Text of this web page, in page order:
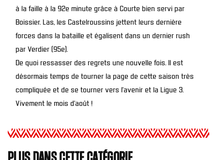
à la faille à la 92e minute grâce à Courte bien servi par
Boissier. Las, les Castelroussins jettent leurs dernière
forces dans la bataille et égalisent dans un dernier rush
par Verdier (95e).
De quoi ressasser des regrets une nouvelle fois. Il est
désormais temps de tourner la page de cette saison très
compliquée et de se tourner vers l’avenir et la Ligue 3.
Vivement le mois d’août !